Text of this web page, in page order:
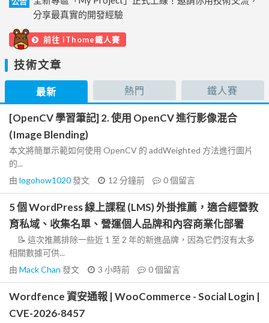
分享最真實的開發經驗
前往 iThome鐵人賽
技術文章
最新 熱門 鐵人賽
[OpenCV 學習筆記] 2. 使用 OpenCV 進行影像混合
(Image Blending)
本文將簡單示範如何使用 OpenCV 的 addWeighted 方法進行圖片
的...
由 logohow1020發文 12 分鐘前 0個留言
5 個 WordPress 線上課程 (LMS) 外掛推薦，適合經營教
育私域、收集名單、營運個人品牌和內容商業化部署
📝 這次推薦排除一些近 1 至 2 年的新進品牌，因為它們沒有太多
相關數據可供...
由 Mack Chan 發文 3 小時前 0個留言
Wordfence 資安通報 | WooCommerce - Social Login |
CVE-2026-8457